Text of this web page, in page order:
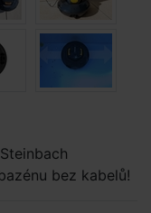
bez kabelů!